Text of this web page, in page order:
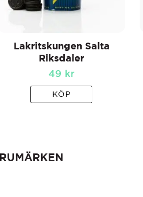
Lakritskungen Salta
Riksdaler
49 kr
KÖP